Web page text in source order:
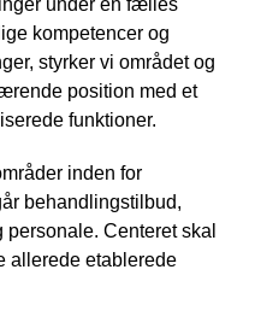
under en fælles
kompetencer og
styrker vi området og
position med et
funktioner.
inden for
behandlingstilbud,
Centeret skal
allerede etablerede